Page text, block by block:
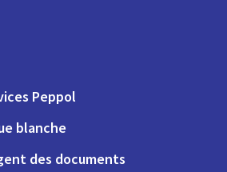
Peppol
blanche
des documents